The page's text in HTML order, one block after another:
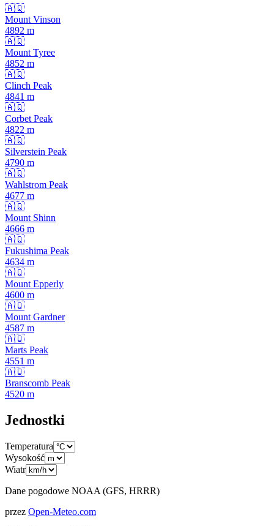
🇦🇶
Mount Vinson
4892 m
🇦🇶
Mount Tyree
4852 m
🇦🇶
Clinch Peak
4841 m
🇦🇶
Corbet Peak
4822 m
🇦🇶
Silverstein Peak
4790 m
🇦🇶
Wahlstrom Peak
4677 m
🇦🇶
Mount Shinn
4666 m
🇦🇶
Fukushima Peak
4634 m
🇦🇶
Mount Epperly
4600 m
🇦🇶
Mount Gardner
4587 m
🇦🇶
Marts Peak
4551 m
🇦🇶
Branscomb Peak
4520 m
Jednostki
Temperatura
Wysokość
Wiatr
Dane pogodowe NOAA (GFS, HRRR)
przez Open-Meteo.com